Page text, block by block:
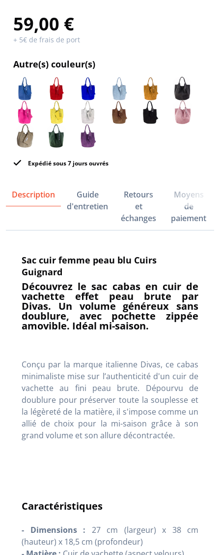
59,00 €
+ 5€ de frais de port
Autre(s) couleur(s)
Expédié sous 7 jours ouvrés
Description
Guide
d'entretien
Retours
et
échanges
Moyens
de
paiement
Sac cuir femme peau blu Cuirs
Guignard
Découvrez le sac cabas en cuir de
vachette effet peau brute par
Divas. Un volume généreux sans
doublure, avec pochette zippée
amovible. Idéal mi-saison.
Conçu par la marque italienne Divas, ce cabas
minimaliste mise sur l’authenticité d'un cuir de
vachette au fini peau brute. Dépourvu de
doublure pour préserver toute la souplesse et
la légèreté de la matière, il s'impose comme un
allié de choix pour la mi-saison grâce à son
grand volume et son allure décontractée.
Caractéristiques
- Dimensions : 27 cm (largeur) x 38 cm
(hauteur) x 18,5 cm (profondeur)